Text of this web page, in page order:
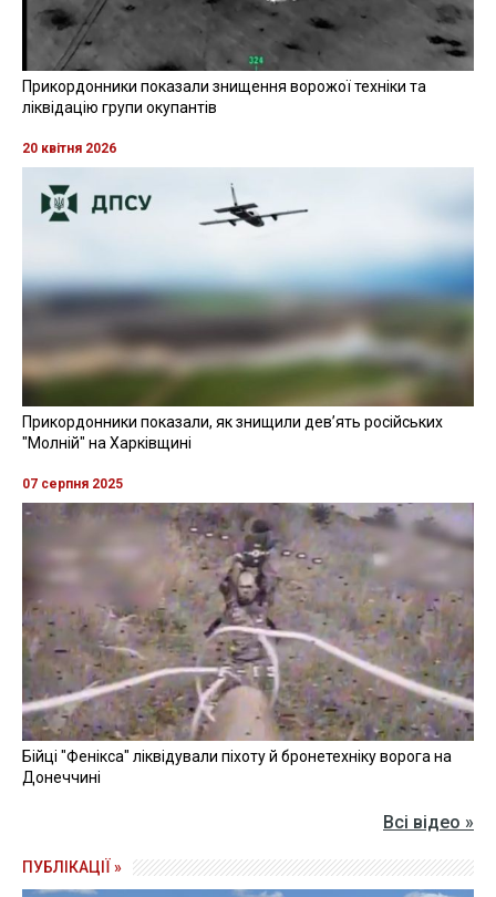
Прикордонники показали знищення ворожої техніки та
ліквідацію групи окупантів
20 квітня 2026
Прикордонники показали, як знищили девʼять російських
"Молній" на Харківщині
07 серпня 2025
Бійці "Фенікса" ліквідували піхоту й бронетехніку ворога на
Донеччині
Всі відео »
ПУБЛІКАЦІЇ »